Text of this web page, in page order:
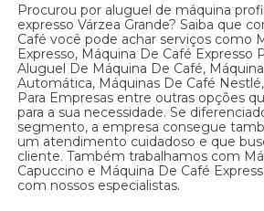
Procurou por aluguel de máquina
expresso Várzea Grande? Saiba que
Café você pode achar serviços como
Expresso, Máquina De Café Expresso
Aluguel De Máquina De Café,
Automática, Máquinas De Café
Para Empresas entre outras opções
para a sua necessidade. Se
segmento, a empresa consegue
um atendimento cuidadoso e que
cliente. Também trabalhamos com
Capuccino e Máquina De Café
com nossos especialistas.